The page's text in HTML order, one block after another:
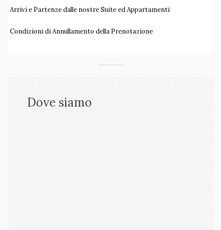
Arrivi e Partenze dalle nostre Suite ed Appartamenti
Condizioni di Annullamento della Prenotazione
Dove siamo